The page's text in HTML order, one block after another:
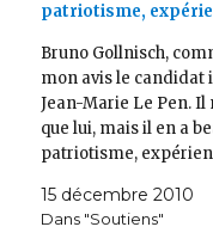
patriotisme,
Bruno Gollnisch,
mon avis le candidat
Jean-Marie Le Pen.
que lui, mais il en a
patriotisme,
15 décembre 2010
Dans "Soutiens"